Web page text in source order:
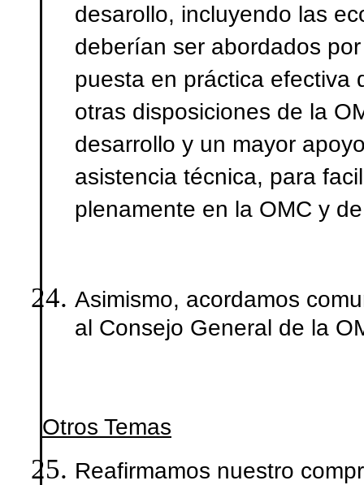
desarollo, incluyendo las
deberían ser abordados
puesta en práctica efectiva
otras disposiciones de la
desarrollo y un mayor
asistencia técnica, para
plenamente en la OMC y
Asimismo, acordamos
al Consejo General de la
Otros Temas
Reafirmamos nuestro